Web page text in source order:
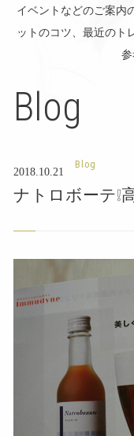
イベントなどのご案内
ットのコツ、最近のト
参
Blog
2018.10.21
Blog
ナトロボーテ❕